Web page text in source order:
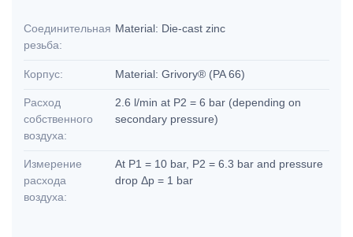
Соединительная
резьба:
Material: Die-cast zinc
Корпус: Material: Grivory® (PA 66)
Расход
собственного
воздуха:
2.6 l/min at P2 = 6 bar (depending on
secondary pressure)
Измерение
расхода
воздуха:
At P1 = 10 bar, P2 = 6.3 bar and pressure
drop Δp = 1 bar